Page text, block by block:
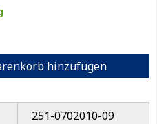
hinzufügen
251-0702010-09